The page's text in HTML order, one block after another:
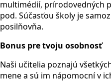
multimédií, prírodovedných
pod. Súčasťou školy je
posilňovňa.
Bonus pre tvoju osobnosť
Naši učitelia poznajú
mene a sú im nápomocní v